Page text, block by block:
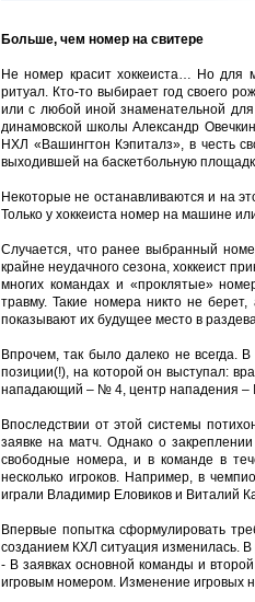
Больше, чем номер на свитере
Не номер красит хоккеиста… Но для
ритуал. Кто-то выбирает год своего
или с любой иной знаменательной
динамовской школы Александр
НХЛ «Вашингтон Кэпиталз», в честь
выходившей на баскетбольную
Некоторые не останавливаются и на
Только у хоккеиста номер на машине
Случается, что ранее выбранный
крайне неудачного сезона, хоккеист
многих командах и «проклятые»
травму. Такие номера никто не
показывают их будущее место в
Впрочем, так было далеко не всегда.
позиции(!), на которой он выступал:
нападающий – № 4, центр нападения
Впоследствии от этой системы
заявке на матч. Однако о
свободные номера, и в команде в
несколько игроков. Например, в
играли Владимир Еловиков и Виталий
Впервые попытка сформулировать
созданием КХЛ ситуация изменилась.
- В заявках основной команды и
игровым номером. Изменение игровых